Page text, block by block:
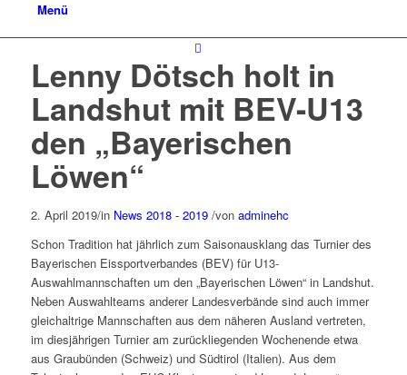
Menü
Lenny Dötsch holt in
Landshut mit BEV-U13
den „Bayerischen
Löwen“
2. April 2019/in News 2018 - 2019 /von adminehc
Schon Tradition hat jährlich zum Saisonausklang das Turnier des
Bayerischen Eissportverbandes (BEV) für U13-
Auswahlmannschaften um den „Bayerischen Löwen“ in Landshut.
Neben Auswahlteams anderer Landesverbände sind auch immer
gleichaltrige Mannschaften aus dem näheren Ausland vertreten,
im diesjährigen Turnier am zurückliegenden Wochenende etwa
aus Graubünden (Schweiz) und Südtirol (Italien). Aus dem